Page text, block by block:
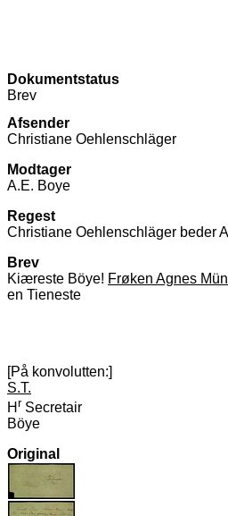
Dokumentstatus
Brev
Afsender
Christiane Oehlenschläger
Modtager
A.E. Boye
Regest
Christiane Oehlenschläger beder
Brev
Kiæreste Böye! Frøken Agnes
en Tieneste
[På konvolutten:]
S.T.
H r Secretair
Böye
Original